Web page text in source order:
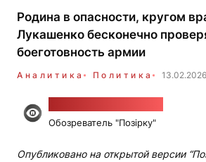
Родина в опасности, кругом
Лукашенко бесконечно
боеготовность армии
Аналитика Политика 13.02.2026
Обозреватель "Позірку"
Опубликовано на открытой версии